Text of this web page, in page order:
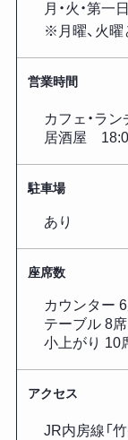
月・火・第一
※月曜、火
営業時間
カフェ・ラ
居酒屋
駐車場
あり
座席数
カウンター
テーブル 8席
小上がり 10
アクセス
JR内房線「